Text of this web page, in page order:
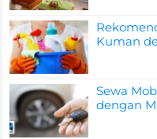
Kuman
Sewa
dengan